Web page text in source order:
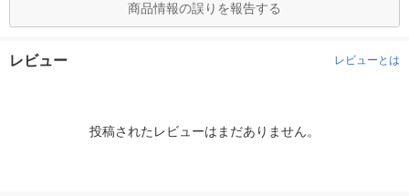
商品情報の誤りを報告する
レビュー レビューとは
投稿されたレビューはまだありません。